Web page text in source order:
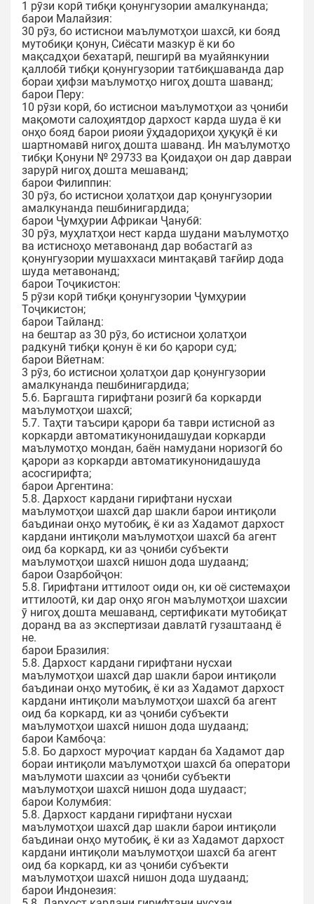
1 рӯзи корӣ тибқи қонунгузории амалкунанда;
барои Малайзия:
30 рӯз, бо истиснои маълумотҳои шахсӣ, ки бояд
мутобиқи қонун, Сиёсати мазкур ё ки бо
мақсадҳои бехатарӣ, пешгирӣ ва муайянкунии
қаллобӣ тибқи қонунгузории татбиқшаванда дар
бораи ҳифзи маълумотҳо нигоҳ дошта шаванд;
барои Перу:
10 рӯзи корӣ, бо истиснои маълумотҳои аз ҷониби
мақомоти салоҳиятдор дархост карда шуда ё ки
онҳо бояд барои риояи ӯҳдадориҳои ҳуқуқӣ ё ки
шартномавӣ нигоҳ дошта шаванд. Ин маълумотҳо
тибқи Қонуни № 29733 ва Қоидаҳои он дар давраи
зарурӣ нигоҳ дошта мешаванд;
барои Филиппин:
30 рӯз, бо истиснои ҳолатҳои дар қонунгузории
амалкунанда пешбинигардида;
барои Ҷумҳурии Африкаи Ҷанубӣ:
30 рӯз, муҳлатҳои нест карда шудани маълумотҳо
ва истисноҳо метавонанд дар вобастагӣ аз
қонунгузории мушаххаси минтақавӣ тағйир дода
шуда метавонанд;
барои Тоҷикистон:
5 рӯзи корӣ тибқи қонунгузории Ҷумҳурии
Тоҷикистон;
барои Тайланд:
на бештар аз 30 рӯз, бо истиснои ҳолатҳои
радкунӣ тибқи қонун ё ки бо қарори суд;
барои Вйетнам:
3 рӯз, бо истиснои ҳолатҳои дар қонунгузории
амалкунанда пешбинигардида;
5.6. Баргашта гирифтани розигӣ ба коркарди
маълумотҳои шахсӣ;
5.7. Таҳти таъсири қарори ба таври истисноӣ аз
коркарди автоматикунонидашудаи коркарди
маълумотҳо мондан, баён намудани норизогӣ бо
қарори аз коркарди автоматикунонидашуда
асосгирифта;
барои Аргентина:
5.8. Дархост кардани гирифтани нусхаи
маълумотҳои шахсӣ дар шакли барои интиқоли
баъдинаи онҳо мутобиқ, ё ки аз Хадамот дархост
кардани интиқоли маълумотҳои шахсӣ ба агент
оид ба коркард, ки аз ҷониби субъекти
маълумотҳои шахсӣ нишон дода шудаанд;
барои Озарбойҷон:
5.8. Гирифтани иттилоот оиди он, ки оё системаҳои
иттилоотӣ, ки дар онҳо ягон маълумотҳои шахсии
ӯ нигоҳ дошта мешаванд, сертификати мутобиқат
доранд ва аз экспертизаи давлатӣ гузаштаанд ё
не.
барои Бразилия:
5.8. Дархост кардани гирифтани нусхаи
маълумотҳои шахсӣ дар шакли барои интиқоли
баъдинаи онҳо мутобиқ, ё ки аз Хадамот дархост
кардани интиқоли маълумотҳои шахсӣ ба агент
оид ба коркард, ки аз ҷониби субъекти
маълумотҳои шахсӣ нишон дода шудаанд;
барои Камбоҷа:
5.8. Бо дархост муроҷиат кардан ба Хадамот дар
бораи интиқоли маълумотҳои шахсӣ ба оператори
маълумоти шахсии аз ҷониби субъекти
маълумотҳои шахсӣ нишон дода шудааст;
барои Колумбия:
5.8. Дархост кардани гирифтани нусхаи
маълумотҳои шахсӣ дар шакли барои интиқоли
баъдинаи онҳо мутобиқ, ё ки аз Хадамот дархост
кардани интиқоли маълумотҳои шахсӣ ба агент
оид ба коркард, ки аз ҷониби субъекти
маълумотҳои шахсӣ нишон дода шудаанд;
барои Индонезия: